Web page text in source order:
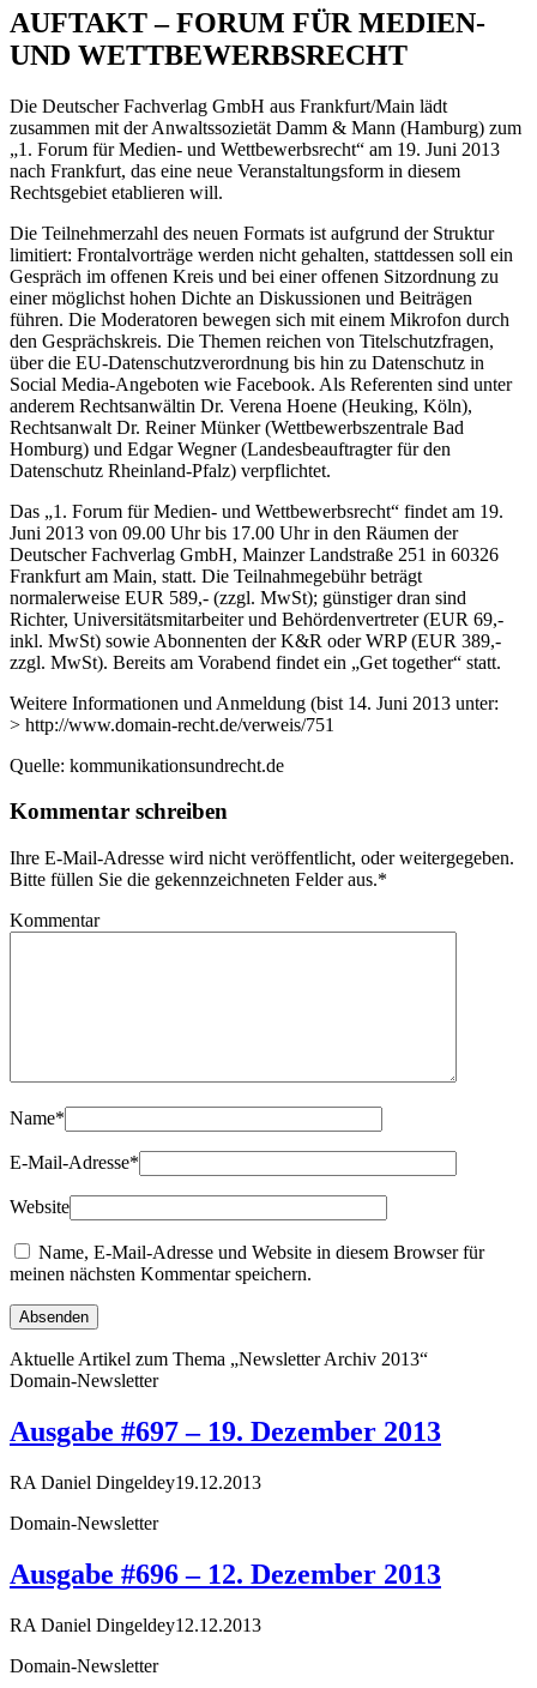
AUFTAKT – FORUM FÜR MEDIEN-
UND WETTBEWERBSRECHT
Die Deutscher Fachverlag GmbH aus Frankfurt/Main lädt
zusammen mit der Anwaltssozietät Damm & Mann (Hamburg) zum
„1. Forum für Medien- und Wettbewerbsrecht“ am 19. Juni 2013
nach Frankfurt, das eine neue Veranstaltungsform in diesem
Rechtsgebiet etablieren will.
Die Teilnehmerzahl des neuen Formats ist aufgrund der Struktur
limitiert: Frontalvorträge werden nicht gehalten, stattdessen soll ein
Gespräch im offenen Kreis und bei einer offenen Sitzordnung zu
einer möglichst hohen Dichte an Diskussionen und Beiträgen
führen. Die Moderatoren bewegen sich mit einem Mikrofon durch
den Gesprächskreis. Die Themen reichen von Titelschutzfragen,
über die EU-Datenschutzverordnung bis hin zu Datenschutz in
Social Media-Angeboten wie Facebook. Als Referenten sind unter
anderem Rechtsanwältin Dr. Verena Hoene (Heuking, Köln),
Rechtsanwalt Dr. Reiner Münker (Wettbewerbszentrale Bad
Homburg) und Edgar Wegner (Landesbeauftragter für den
Datenschutz Rheinland-Pfalz) verpflichtet.
Das „1. Forum für Medien- und Wettbewerbsrecht“ findet am 19.
Juni 2013 von 09.00 Uhr bis 17.00 Uhr in den Räumen der
Deutscher Fachverlag GmbH, Mainzer Landstraße 251 in 60326
Frankfurt am Main, statt. Die Teilnahmegebühr beträgt
normalerweise EUR 589,- (zzgl. MwSt); günstiger dran sind
Richter, Universitätsmitarbeiter und Behördenvertreter (EUR 69,-
inkl. MwSt) sowie Abonnenten der K&R oder WRP (EUR 389,-
zzgl. MwSt). Bereits am Vorabend findet ein „Get together“ statt.
Weitere Informationen und Anmeldung (bist 14. Juni 2013 unter:
> http://www.domain-recht.de/verweis/751
Quelle: kommunikationsundrecht.de
Kommentar schreiben
Ihre E-Mail-Adresse wird nicht veröffentlicht, oder weitergegeben.
Bitte füllen Sie die gekennzeichneten Felder aus.*
Kommentar
Name*
E-Mail-Adresse*
Website
Name, E-Mail-Adresse und Website in diesem Browser für
meinen nächsten Kommentar speichern.
Aktuelle Artikel zum Thema „Newsletter Archiv 2013“
Domain-Newsletter
Ausgabe #697 – 19. Dezember 2013
RA Daniel Dingeldey19.12.2013
Domain-Newsletter
Ausgabe #696 – 12. Dezember 2013
RA Daniel Dingeldey12.12.2013
Domain-Newsletter